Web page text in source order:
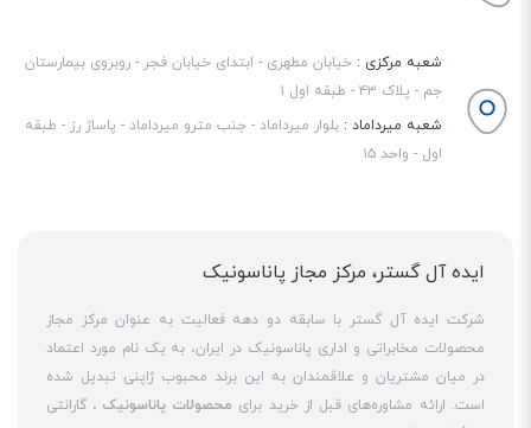
شعبه مرکزی : خیابان مطهری - ابتدای خیابان فجر - روبروی بیمارستان
جم - پلاک ۴۳ - طبقه اول ۱
شعبه میرداماد : بلوار میرداماد - جنب مترو میرداماد - پاساژ رز - طبقه
اول - واحد ۱۵
ایده آل گستر، مرکز مجاز پاناسونیک
شرکت ایده آل گستر با سابقه دو دهه فعالیت به عنوان مرکز مجاز
محصولات مخابراتی و اداری پاناسونیک در ایران، به یک نام مورد اعتماد
در میان مشتریان و علاقمندان به این برند محبوب ژاپنی تبدیل شده
است. ارائه مشاوره‌های قبل از خرید برایمحصولات پاناسونیک، گارانتی